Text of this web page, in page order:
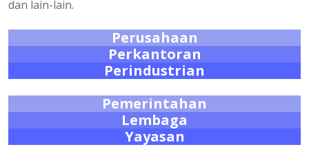
dan lain-lain.
Perusahaan
Perkantoran
Perindustrian
Pemerintahan
Lembaga
Yayasan